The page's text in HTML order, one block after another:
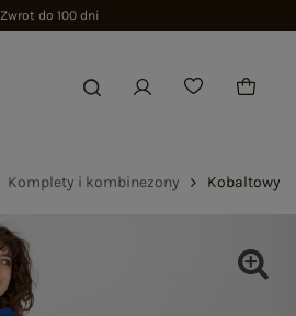
Zwrot do 100 dni
Komplety i kombinezony Kobaltowy